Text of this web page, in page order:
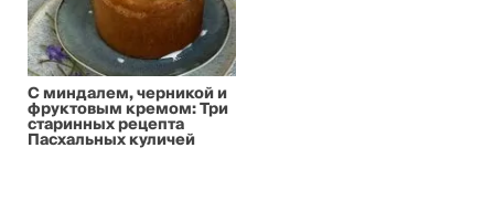
С миндалем, черникой и
фруктовым кремом: Три
старинных рецепта
Пасхальных куличей